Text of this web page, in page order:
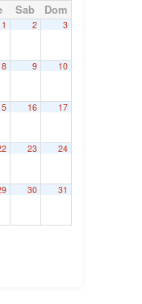
Sab Dom
1 2 3
8 9 10
16 17
23 24
30 31